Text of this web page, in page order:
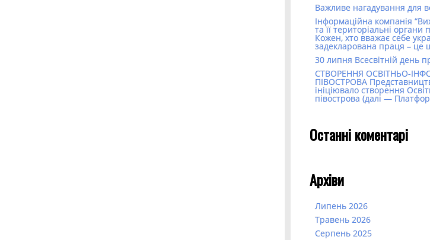
Важливе нагадування для
Інформаційна компанія
та її територіальні
Кожен, хто вважає себе
задекларована праця – це
30 липня Всесвітній день
СТВОРЕННЯ ОСВІТНЬО-
ПІВОСТРОВА
ініціювало створення
півострова (далі —
Останні коментарі
Архіви
Липень 2026
Травень 2026
Серпень 2025